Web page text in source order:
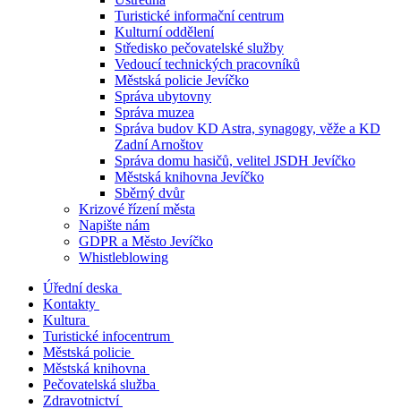
Turistické informační centrum
Kulturní oddělení
Středisko pečovatelské služby
Vedoucí technických pracovníků
Městská policie Jevíčko
Správa ubytovny
Správa muzea
Správa budov KD Astra, synagogy, věže a KD
Zadní Arnoštov
Správa domu hasičů, velitel JSDH Jevíčko
Městská knihovna Jevíčko
Sběrný dvůr
Krizové řízení města
Napište nám
GDPR a Město Jevíčko
Whistleblowing
Úřední deska
Kontakty
Kultura
Turistické infocentrum
Městská policie
Městská knihovna
Pečovatelská služba
Zdravotnictví